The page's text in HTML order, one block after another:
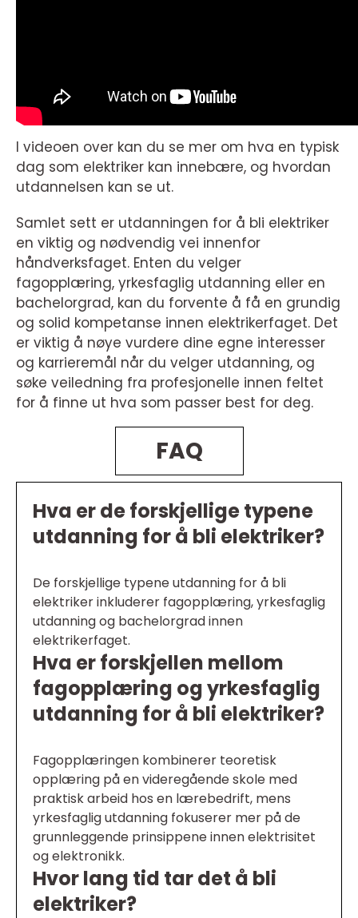
I videoen over kan du se mer om hva en typisk
dag som elektriker kan innebære, og hvordan
utdannelsen kan se ut.
Samlet sett er utdanningen for å bli elektriker
en viktig og nødvendig vei innenfor
håndverksfaget. Enten du velger
fagopplæring, yrkesfaglig utdanning eller en
bachelorgrad, kan du forvente å få en grundig
og solid kompetanse innen elektrikerfaget. Det
er viktig å nøye vurdere dine egne interesser
og karrieremål når du velger utdanning, og
søke veiledning fra profesjonelle innen feltet
for å finne ut hva som passer best for deg.
FAQ
Hva er de forskjellige typene
utdanning for å bli elektriker?
De forskjellige typene utdanning for å bli
elektriker inkluderer fagopplæring, yrkesfaglig
utdanning og bachelorgrad innen
elektrikerfaget.
Hva er forskjellen mellom
fagopplæring og yrkesfaglig
utdanning for å bli elektriker?
Fagopplæringen kombinerer teoretisk
opplæring på en videregående skole med
praktisk arbeid hos en lærebedrift, mens
yrkesfaglig utdanning fokuserer mer på de
grunnleggende prinsippene innen elektrisitet
og elektronikk.
Hvor lang tid tar det å bli
elektriker?